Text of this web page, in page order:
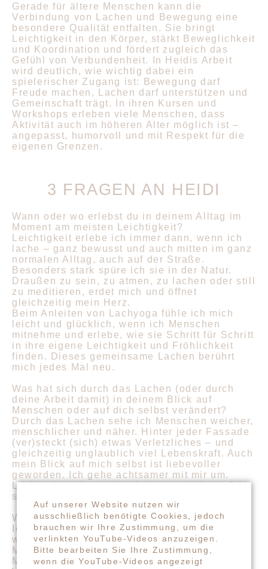
Gerade für ältere Menschen kann die
Verbindung von Lachen und Bewegung eine
besondere Qualität entfalten. Sie bringt
Leichtigkeit in den Körper, stärkt Beweglichkeit
und Koordination und fördert zugleich das
Gefühl von Verbundenheit. In Heidis Arbeit
wird deutlich, wie wichtig dabei ein
spielerischer Zugang ist: Bewegung darf
Freude machen, Lachen darf unterstützen und
Gemeinschaft trägt. In ihren Kursen und
Workshops erleben viele Menschen, dass
Aktivität auch im höheren Alter möglich ist –
angepasst, humorvoll und mit Respekt für die
eigenen Grenzen.
3 FRAGEN AN HEIDI
Wann oder wo erlebst du in deinem Alltag im
Moment am meisten Leichtigkeit?
Leichtigkeit erlebe ich immer dann, wenn ich
lache – ganz bewusst und auch mitten im ganz
normalen Alltag, auch auf der Straße.
Besonders stark spüre ich sie in der Natur.
Draußen zu sein, zu atmen, zu lachen oder still
zu meditieren, erdet mich und öffnet
gleichzeitig mein Herz.
Beim Anleiten von Lachyoga fühle ich mich
leicht und glücklich, wenn ich Menschen
mitnehme und erlebe, wie sie Schritt für Schritt
in ihre eigene Leichtigkeit und Fröhlichkeit
finden. Dieses gemeinsame Lachen berührt
mich jedes Mal neu.
Was hat sich durch das Lachen (oder durch
deine Arbeit damit) in deinem Blick auf
Menschen oder auf dich selbst verändert?
Durch das Lachen sehe ich Menschen weicher,
menschlicher und näher. Hinter jeder Fassade
(ver)steckt (sich) etwas Verletzliches – und
gleichzeitig unglaublich viel Lebenskraft. Auch
mein Blick auf mich selbst ist liebevoller
geworden. Ich gehe achtsamer mit mir um.
Lachen hat mir gezeigt: Ich muss nicht perfekt
sein. Echtheit zählt mehr als Kontrolle.
Was wünschst du dir für die Welt?
Ich wünsche mir eine Welt, in der Lachen
wieder ganz selbstverständlich ist. In der
Menschen sich begegnen dürfen – ohne
Maske, ohne Druck. Eine Welt mit mehr
Auf unserer Website nutzen wir
ausschließlich benötigte Cookies, jedoch
brauchen wir Ihre Zustimmung, um die
verlinkten YouTube-Videos anzuzeigen.
Bitte bearbeiten Sie Ihre Zustimmung,
wenn die YouTube-Videos angezeigt